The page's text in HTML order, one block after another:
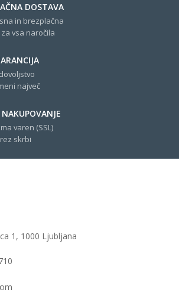
DOSTAVA
in brezplačna
vsa naročila
največ
varen (SSL)
skrbi
1, 1000 Ljubljana